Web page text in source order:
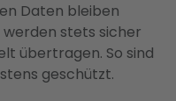
Daten bleiben
stets sicher
übertragen. So sind
geschützt.